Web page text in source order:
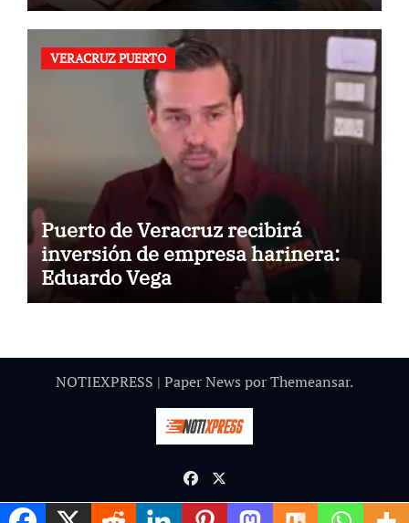
VERACRUZ PUERTO
Puerto de Veracruz recibirá
inversión de empresa harinera:
Eduardo Vega
NOTIEXPRESS | Paper News porThemeansar.